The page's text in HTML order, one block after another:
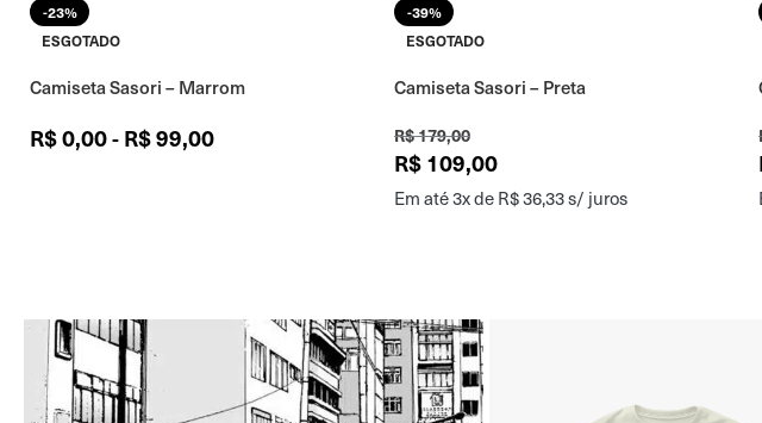
-23%
ESGOTADO
Camiseta Sasori – Marrom
R$0,00-R$99,00
-39%
ESGOTADO
Camiseta Sasori – Preta
R$179,00
R$109,00
Em até 3x de R$36,33s/ juros